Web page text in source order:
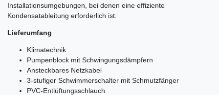
Installationsumgebungen, bei denen eine effiziente
Kondensatableitung erforderlich ist.
Lieferumfang
Klimatechnik
Pumpenblock mit Schwingungsdämpfern
Ansteckbares Netzkabel
3-stufiger Schwimmerschalter mit Schmutzfänger
PVC-Entlüftungsschlauch